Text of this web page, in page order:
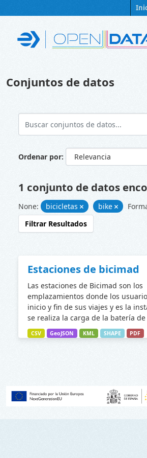
Conjuntos de datos
Ordenar por
1 conjunto de datos
None: bicicletas bike
Filtrar Resultados
Estaciones de bicimad
Las estaciones de Bicimad son los
emplazamientos donde los
inicio y fin de sus viajes y es la
se realiza la carga de la batería de
CSV GeoJSON KML SHAPE PDF